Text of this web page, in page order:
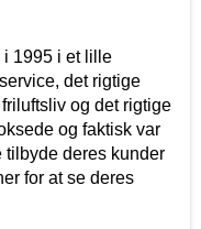
i 1995 i et lille
det rigtige
og det rigtige
og faktisk var
tilbyde deres kunder
for at se deres